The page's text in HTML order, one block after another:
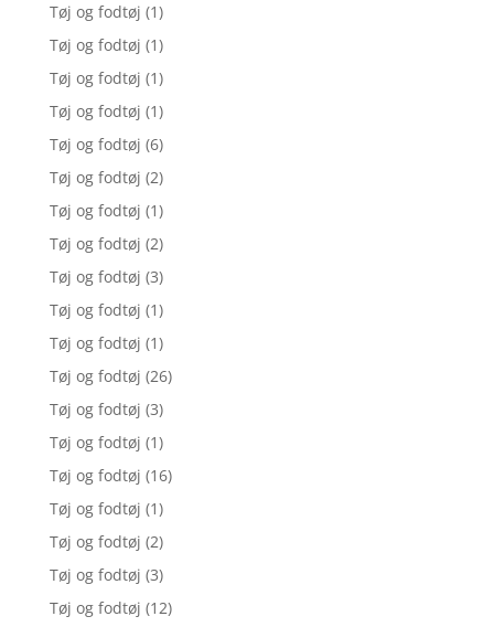
Tøj og fodtøj (1)
Tøj og fodtøj (1)
Tøj og fodtøj (1)
Tøj og fodtøj (1)
Tøj og fodtøj (6)
Tøj og fodtøj (2)
Tøj og fodtøj (1)
Tøj og fodtøj (2)
Tøj og fodtøj (3)
Tøj og fodtøj (1)
Tøj og fodtøj (1)
Tøj og fodtøj (26)
Tøj og fodtøj (3)
Tøj og fodtøj (1)
Tøj og fodtøj (16)
Tøj og fodtøj (1)
Tøj og fodtøj (2)
Tøj og fodtøj (3)
Tøj og fodtøj (12)